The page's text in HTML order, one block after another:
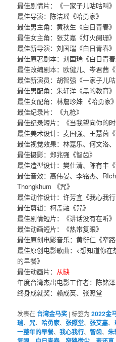
最佳剧情片：《一家子儿咕咕叫》
最佳导演：陈洁瑶《哈勇家》
最佳男主角：黄秋生《白日青春》
最佳女主角：张艾嘉《灯火阑珊》
最佳新导演：刘国瑞《白日青春》
最佳原著剧本：刘国瑞《白日青春
最佳改编剧本：欧健儿、岑君茜《
最佳新演员：胡智强《一家子儿咕
最佳男配角：朱轩洋《黑的教育》
最佳女配角：林詹珍妹 《哈勇家》
最佳纪录片：《九枪》
最佳纪录短片：《当我望向你的时
最佳美术设计：麦国强、王慧茵《
最佳视觉效果：林嘉乐、何文洛、
最佳摄影：郑兆强《智齿》
最佳造型设计：樊仕清、陈有丰《
最佳音效：高伟晏、李铭杰、
Thongkhum 《咒》
最佳动作设计：许芳宜《我心我行
最佳剪辑：柯孟融《咒》
最佳剧情短片：《讲话没有在听》
最佳动画短片：《热带复眼》
最佳原创电影音乐：黄衍仁《窄路
最佳原创电影歌曲：<想知道你
的早餐》
最佳动画片： 从缺
年度台湾杰出电影工作者：陈铭泽
终身成就奖：赖成英、张照堂
发表在 台湾金马奖 |标签为 2022金
瑞、 咒、哈勇家、 张照堂、 张艾嘉、
一整年的早餐、我心我行、智齿、朱